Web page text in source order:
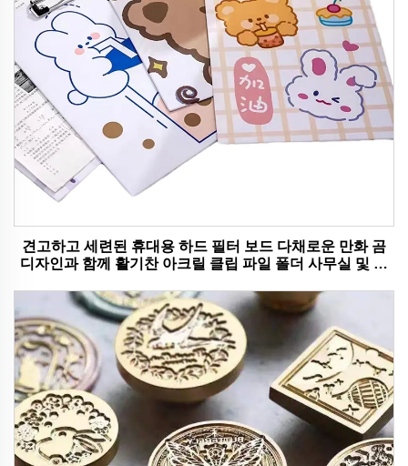
견고하고 세련된 휴대용 하드 필터 보드 다채로운 만화 곰
디자인과 함께 활기찬 아크릴 클립 파일 폴더 사무실 및 학